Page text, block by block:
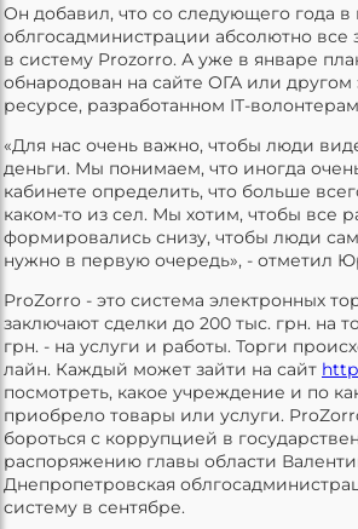
Он добавил, что со следующего года в
облгосадминистрации абсолютно все
в систему Prozorro. А уже в январе
обнародован на сайте ОГА или другом
ресурсе, разработанном ІТ-
«Для нас очень важно, чтобы люди
деньги. Мы понимаем, что иногда
кабинете определить, что больше
каком-то из сел. Мы хотим, чтобы все
формировались снизу, чтобы люди
нужно в первую очередь», - отметил
ProZorro - это система электронных
заключают сделки до 200 тыс. грн. на
грн. - на услуги и работы. Торги
лайн. Каждый может зайти на сайт
посмотреть, какое учреждение и по
приобрело товары или услуги.
бороться с коррупцией в
распоряжению главы области
Днепропетровская
систему в сентябре.